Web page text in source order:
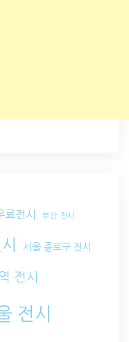
료전시 부산 전시
서울 종로구 전시
전시
전시